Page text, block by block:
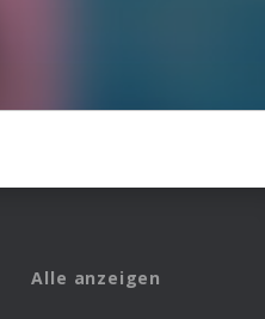
Alle anzeigen